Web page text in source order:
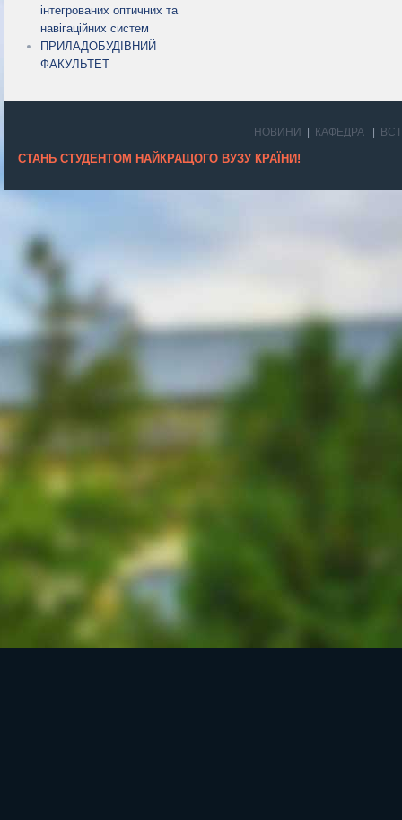
інтегрованих оптичних та
навігаційних систем
ПРИЛАДОБУДІВНИЙ
ФАКУЛЬТЕТ
НОВИНИ КАФЕДРА
СТАНЬ СТУДЕНТОМ НАЙКРАЩОГО ВУЗУ КРАЇНИ!